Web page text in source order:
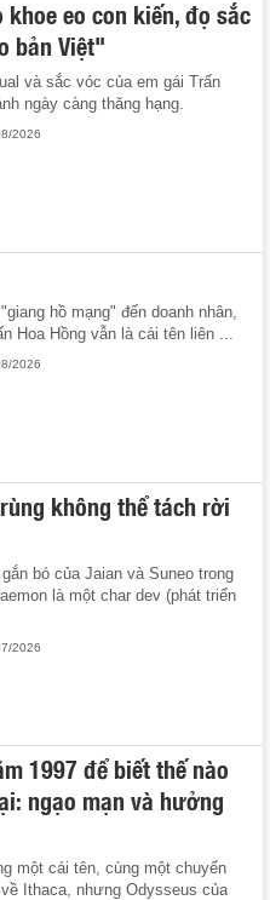
eo con kiến, đọ sắc
bản Việt"
và sắc vóc của em gái Trấn
ngày càng thăng hạng.
2026
hồ mạng" đến doanh nhân,
Hoa Hồng vẫn là cái tên liên ...
2026
không thể tách rời
bó của Jaian và Suneo trong
là một char dev (phát triển
2026
1997 để biết thế nào
ngạo mạn và hưởng
một cái tên, cùng một chuyến
Ithaca, nhưng Odysseus của